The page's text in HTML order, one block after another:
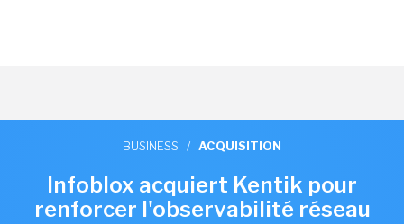
BUSINESS / ACQUISITION
Infoblox acquiert Kentik pour
renforcer l'observabilité réseau